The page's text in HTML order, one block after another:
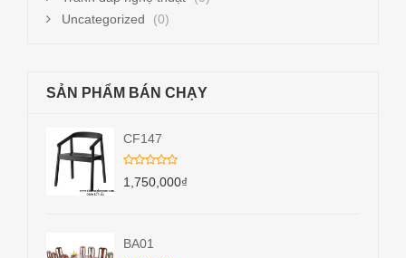
Uncategorized
(0)
SẢN PHẨM BÁN CHẠY
CF147
1,750,000₫
BA01